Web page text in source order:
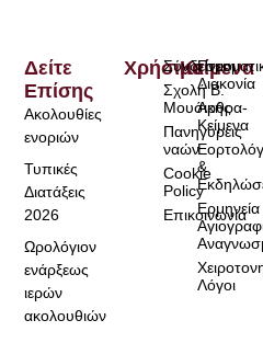
Χρήσιμα
Σύνδεσμοι
Σχολή Β.
Μουσικής
Πανηγύρεις
ναών
Cookie
Policy
Επικοινωνία
Κείμενα
Διακονία
Άρθρα-
Κείμενα
&
Ερμηνεία
Λόγοι
Δείτε
Επίσης
Ακολουθίες
ενοριών
Τυπικές
Διατάξεις
2026
Ωρολόγιον
ενάρξεως
ιερών
ακολουθιών